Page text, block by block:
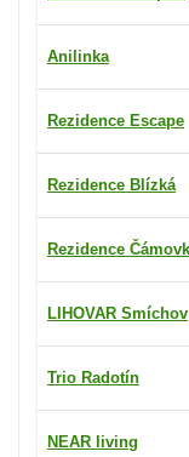
Anilinka
Rezidence Escape
Rezidence Blízká
Rezidence
LIHOVAR Smíchov
Trio Radotín
NEAR living